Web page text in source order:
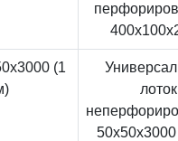
(1
лоток